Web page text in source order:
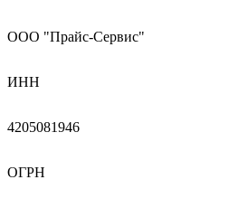
ООО "Прайс-Сервис"
ИНН
4205081946
ОГРН